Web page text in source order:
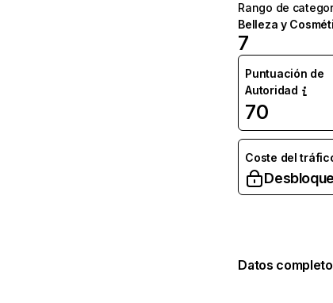
Rango de
Belleza y
7
Puntuación de
Autoridad
70
Coste del
Datos